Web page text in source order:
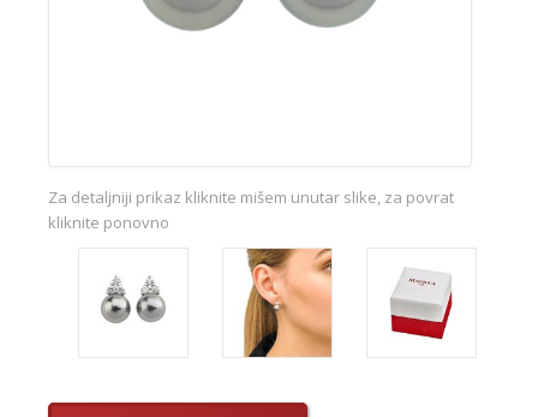
Za detaljniji prikaz kliknite mišem unutar slike, za povrat
kliknite ponovno